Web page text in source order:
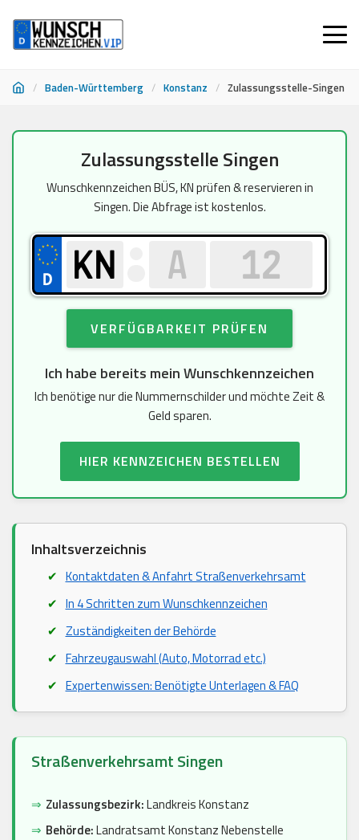
/ Baden-Württemberg / Konstanz / Zulassungsstelle-Singen
springen
Zulassungsstelle Singen
Wunschkennzeichen BÜS, KN prüfen & reservieren in
Singen. Die Abfrage ist kostenlos.
VERFÜGBARKEIT PRÜFEN
Ich habe bereits mein Wunschkennzeichen
Ich benötige nur die Nummernschilder und möchte Zeit &
Geld sparen.
HIER KENNZEICHEN BESTELLEN
Inhaltsverzeichnis
Kontaktdaten & Anfahrt Straßenverkehrsamt
In 4 Schritten zum Wunschkennzeichen
Zuständigkeiten der Behörde
Fahrzeugauswahl (Auto, Motorrad etc.)
Expertenwissen: Benötigte Unterlagen & FAQ
Straßenverkehrsamt Singen
⇒ Zulassungsbezirk:Landkreis Konstanz
⇒ Behörde:Landratsamt Konstanz Nebenstelle